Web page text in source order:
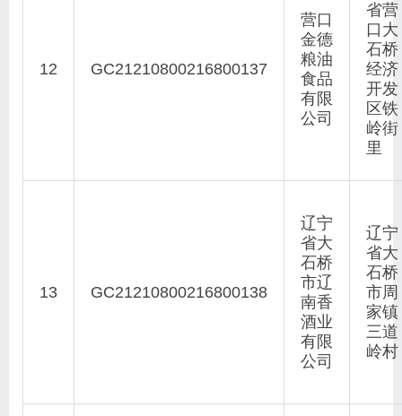
12 GC21210800216800137
营口
金德
粮油
食品
有限
公司
省营
口大
石桥
经济
开发
区铁
岭街
里
13 GC21210800216800138
辽宁
省大
石桥
市辽
南香
酒业
有限
公司
辽宁
省大
石桥
市周
家镇
三道
岭村